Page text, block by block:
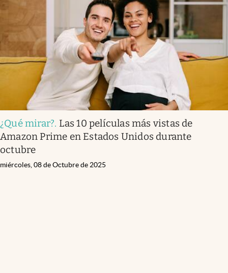
¿Qué mirar?. Las 10 películas más vistas de
Amazon Prime en Estados Unidos durante
octubre
miércoles, 08 de Octubre de 2025